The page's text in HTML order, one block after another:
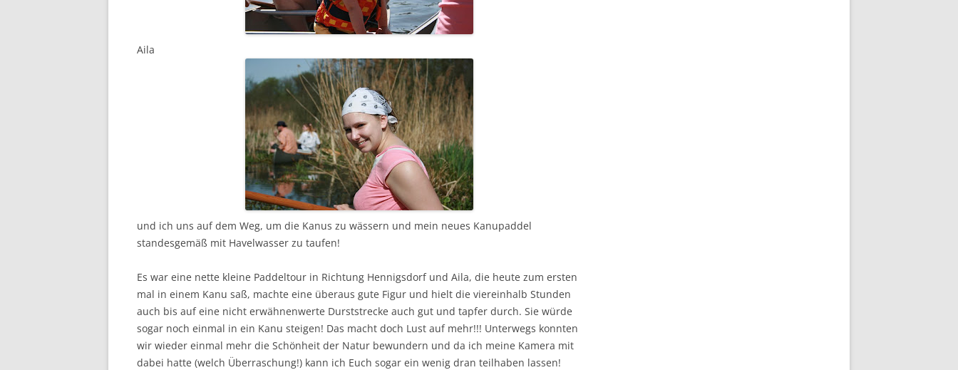
Aila
und ich uns auf dem Weg, um die Kanus zu wässern und mein neues Kanupaddel
standesgemäß mit Havelwasser zu taufen!
Es war eine nette kleine Paddeltour in Richtung Hennigsdorf und Aila, die heute zum ersten
mal in einem Kanu saß, machte eine überaus gute Figur und hielt die viereinhalb Stunden
auch bis auf eine nicht erwähnenwerte Durststrecke auch gut und tapfer durch. Sie würde
sogar noch einmal in ein Kanu steigen! Das macht doch Lust auf mehr!!! Unterwegs konnten
wir wieder einmal mehr die Schönheit der Natur bewundern und da ich meine Kamera mit
dabei hatte (welch Überraschung!) kann ich Euch sogar ein wenig dran teilhaben lassen!